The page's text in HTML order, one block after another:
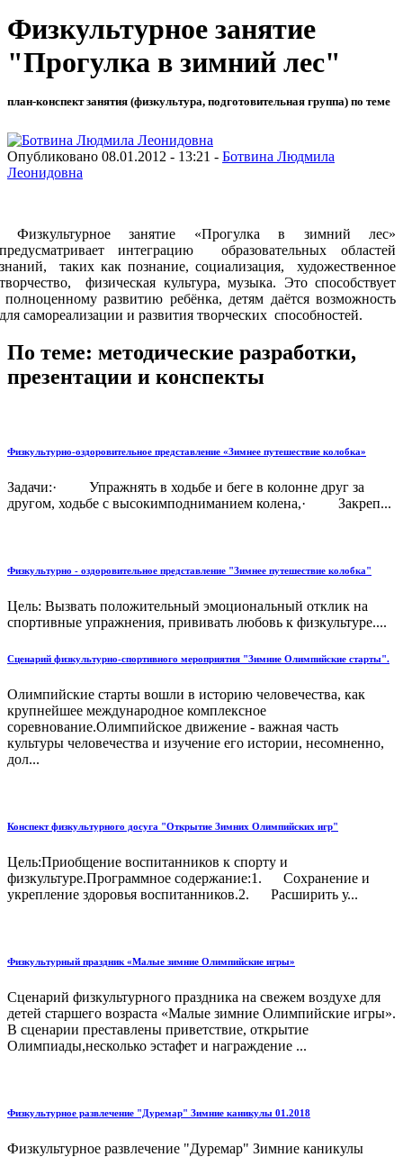
Физкультурное занятие
"Прогулка в зимний лес"
план-конспект занятия (физкультура, подготовительная группа) по теме
Опубликовано 08.01.2012 - 13:21 - Ботвина Людмила
Леонидовна
занятие «Прогулка в зимний лес»
интеграцию образовательных областей
таких как познание, социализация, художественное
физическая культура, музыка. Это способствует
развитию ребёнка, детям даётся возможность
самореализации и развития творческих способностей.
По теме: методические разработки,
презентации и конспекты
Физкультурно-оздоровительное представление «Зимнее путешествие колобка»
Задачи:· Упражнять в ходьбе и беге в колонне друг за
другом, ходьбе с высокимподниманием колена,· Закреп...
Физкультурно - оздоровительное представление "Зимнее путешествие колобка"
Цель: Вызвать положительный эмоциональный отклик на
спортивные упражнения, прививать любовь к физкультуре....
Сценарий физкультурно-спортивного мероприятия "Зимние Олимпийские старты".
Олимпийские старты вошли в историю человечества, как
крупнейшее международное комплексное
соревнование.Олимпийское движение - важная часть
культуры человечества и изучение его истории, несомненно,
дол...
Конспект физкультурного досуга "Открытие Зимних Олимпийских игр"
Цель:Приобщение воспитанников к спорту и
физкультуре.Программное содержание:1. Сохранение и
укрепление здоровья воспитанников.2. Расширить у...
Физкультурный праздник «Малые зимние Олимпийские игры»
Сценарий физкультурного праздника на свежем воздухе для
детей старшего возраста «Малые зимние Олимпийские игры».
В сценарии преставлены приветствие, открытие
Олимпиады,несколько эстафет и награждение ...
Физкультурное развлечение "Дуремар" Зимние каникулы 01.2018
Физкультурное развлечение "Дуремар" Зимние каникулы